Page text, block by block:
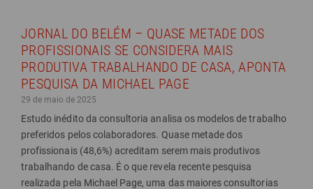
JORNAL DO BELÉM – QUASE METADE DOS
PROFISSIONAIS SE CONSIDERA MAIS
PRODUTIVA TRABALHANDO DE CASA, APONTA
PESQUISA DA MICHAEL PAGE
29 de maio de 2025
Estudo inédito da consultoria analisa os modelos de trabalho
preferidos pelos colaboradores. Quase metade dos
profissionais (48,6%) acreditam serem mais produtivos
trabalhando de casa. É o que revela recente pesquisa
realizada pela Michael Page, uma das maiores consultorias